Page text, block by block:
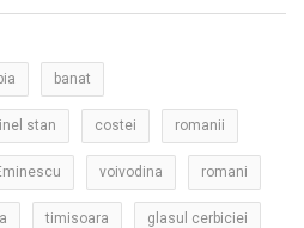
banat
stan costei romanii
voivodina romani
timisoara glasul cerbiciei